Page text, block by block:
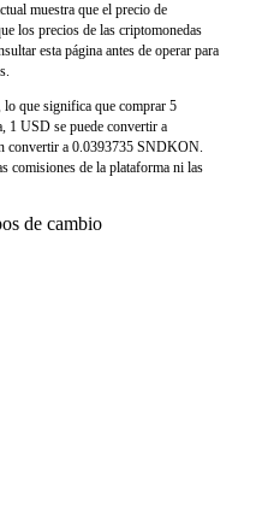
muestra que el precio de
los precios de las criptomonedas
esta página antes de operar para
que significa que comprar 5
USD se puede convertir a
convertir a 0.0393735 SNDKON.
comisiones de la plataforma ni las
de cambio